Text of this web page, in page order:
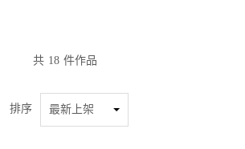
共 18 件作品
排序 最新上架